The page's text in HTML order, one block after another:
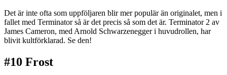
Det är inte ofta som uppföljaren blir mer populär än originalet, men i
fallet med Terminator så är det precis så som det är. Terminator 2 av
James Cameron, med Arnold Schwarzenegger i huvudrollen, har
blivit kultförklarad. Se den!
#10 Frost